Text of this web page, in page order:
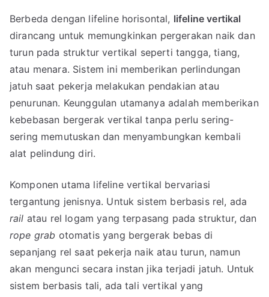
Berbeda dengan lifeline horisontal, lifeline vertikal
dirancang untuk memungkinkan pergerakan naik dan
turun pada struktur vertikal seperti tangga, tiang,
atau menara. Sistem ini memberikan perlindungan
jatuh saat pekerja melakukan pendakian atau
penurunan. Keunggulan utamanya adalah memberikan
kebebasan bergerak vertikal tanpa perlu sering-
sering memutuskan dan menyambungkan kembali
alat pelindung diri.
Komponen utama lifeline vertikal bervariasi
tergantung jenisnya. Untuk sistem berbasis rel, ada
rail atau rel logam yang terpasang pada struktur, dan
rope grab otomatis yang bergerak bebas di
sepanjang rel saat pekerja naik atau turun, namun
akan mengunci secara instan jika terjadi jatuh. Untuk
sistem berbasis tali, ada tali vertikal yang